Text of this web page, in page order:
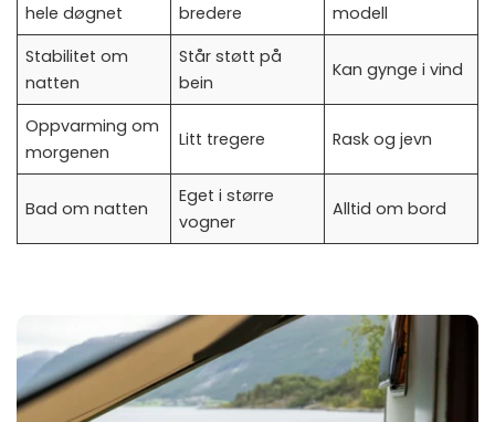
hele døgnet
bredere
modell
Stabilitet om
natten
Står støtt på
bein
Kan gynge i vind
Oppvarming om
morgenen
Litt tregere Rask og jevn
Bad om natten
Eget i større
vogner
Alltid om bord